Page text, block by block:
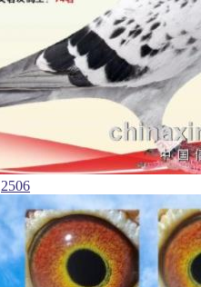
2506